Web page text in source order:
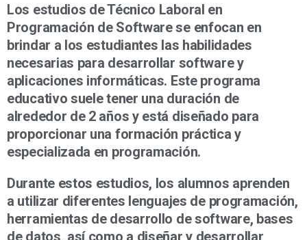
Los estudios de Técnico Laboral en
Programación de Software se enfocan en
brindar a los estudiantes las habilidades
necesarias para desarrollar software y
aplicaciones informáticas. Este programa
educativo suele tener una duración de
alrededor de 2 años y está diseñado para
proporcionar una formación práctica y
especializada en programación.
Durante estos estudios, los alumnos aprenden
a utilizar diferentes lenguajes de programación,
herramientas de desarrollo de software, bases
de datos, así como a diseñar y desarrollar